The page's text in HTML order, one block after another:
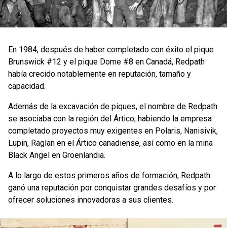
En 1984, después de haber completado con éxito el pique
Brunswick #12 y el pique Dome #8 en Canadá, Redpath
había crecido notablemente en reputación, tamaño y
capacidad.
Además de la excavación de piques, el nombre de Redpath
se asociaba con la región del Ártico, habiendo la empresa
completado proyectos muy exigentes en Polaris, Nanisivik,
Lupin, Raglan en el Ártico canadiense, así como en la mina
Black Angel en Groenlandia.
A lo largo de estos primeros años de formación, Redpath
ganó una reputación por conquistar grandes desafíos y por
ofrecer soluciones innovadoras a sus clientes.